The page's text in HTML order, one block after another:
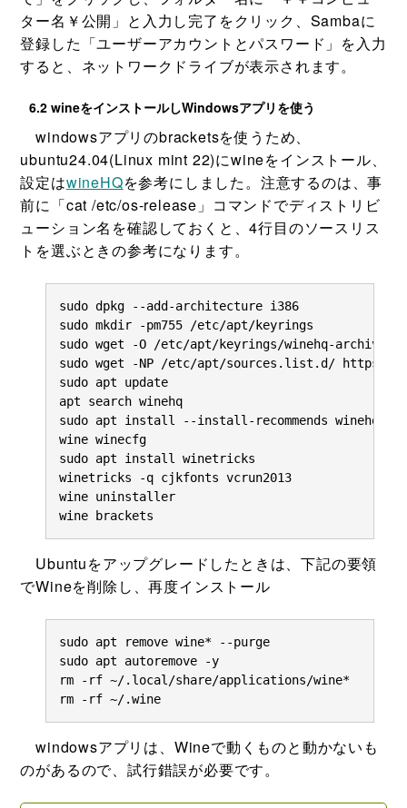
ター名￥公開」と入力し完了をクリック、Sambaに
登録した「ユーザーアカウントとパスワード」を入力
すると、ネットワークドライブが表示されます。
6.2 wineをインストールしWindowsアプリを使う
windowsアプリのbracketsを使うため、
ubuntu24.04(Linux mint 22)にwineをインストール、
設定はwineHQを参考にしました。注意するのは、事
前に「cat /etc/os-release」コマンドでディストリビ
ューション名を確認しておくと、4行目のソースリス
トを選ぶときの参考になります。
sudo dpkg --add-architecture i386
sudo mkdir -pm755 /etc/apt/keyrings
sudo wget -O /etc/apt/keyrings/winehq-
sudo wget -NP /etc/apt/sources.list.d/ https://
sudo apt update
apt search winehq
sudo apt install --install-recommends winehq-
wine winecfg
sudo apt install winetricks
winetricks -q cjkfonts vcrun2013
wine uninstaller
wine brackets
Ubuntuをアップグレードしたときは、下記の要領
でWineを削除し、再度インストール
sudo apt remove wine* --purge
sudo apt autoremove -y
rm -rf ~/.local/share/applications/wine*
rm -rf ~/.wine
windowsアプリは、Wineで動くものと動かないも
のがあるので、試行錯誤が必要です。